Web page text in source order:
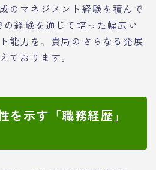
のマネジメント経験を積んで
経験を通じて培った幅広い
能力を、貴局のさらなる発展
ております。
を示す「職務経歴」